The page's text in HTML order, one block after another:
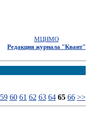
МЦНМО
Редакция журнала "Квант"
59 60 61 62 63 64 65 66 >>